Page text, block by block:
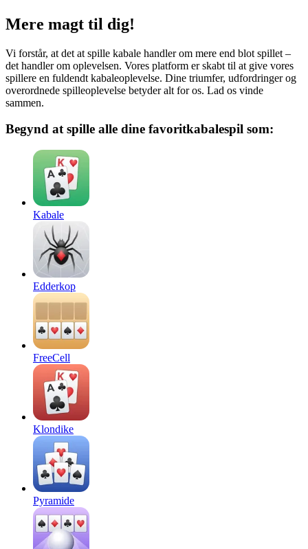
Mere magt til dig!
Vi forstår, at det at spille kabale handler om mere end blot spillet –
det handler om oplevelsen. Vores platform er skabt til at give vores
spillere en fuldendt kabaleoplevelse. Dine triumfer, udfordringer og
overordnede spilleoplevelse betyder alt for os. Lad os vinde
sammen.
Begynd at spille alle dine favoritkabalespil som:
Kabale
Edderkop
FreeCell
Klondike
Pyramide